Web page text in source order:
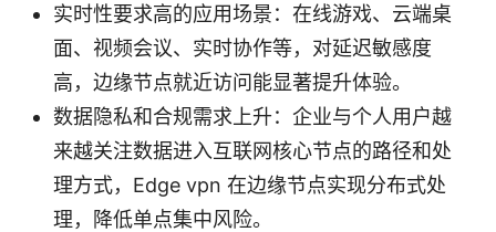
实时性要求高的应用场景：在线游戏、云端桌
面、视频会议、实时协作等，对延迟敏感度
高，边缘节点就近访问能显著提升体验。
数据隐私和合规需求上升：企业与个人用户越
来越关注数据进入互联网核心节点的路径和处
理方式，Edge vpn 在边缘节点实现分布式处
理，降低单点集中风险。